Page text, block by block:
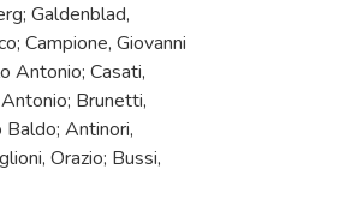
Galdenblad,
Campione, Giovanni
Antonio; Casati,
Brunetti,
Baldo; Antinori,
Orazio; Bussi,